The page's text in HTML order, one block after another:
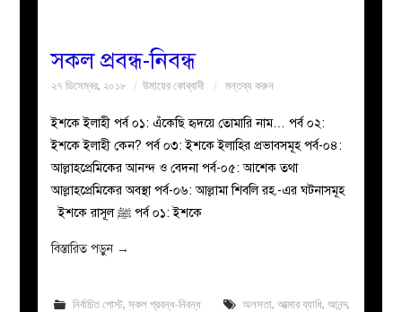
পাতা
ইসলাহী
মজলিস
সকল প্রবন্ধ-নিবন্ধ
২৭ ডিসেম্বর, ২০১৮ উমায়ের কোব্বাদী মন্তব্য করুন
ইশকে ইলাহী পর্ব ০১: এঁকেছি হৃদয়ে তোমারি নাম… পর্ব ০২:
ইশকে ইলাহী কেন? পর্ব ০৩: ইশকে ইলাহির প্রভাবসমূহ পর্ব-০৪:
আল্লাহপ্রেমিকের আনন্দ ও বেদনা পর্ব-০৫: আশেক তথা
আল্লাহপ্রেমিকের অবস্থা পর্ব-০৬: আল্লামা শিবলি রহ.-এর ঘটনাসমূহ
ইশকে রাসূল ﷺ পর্ব ০১: ইশকে
বিস্তারিত পড়ুন →
নির্বাচিত পোস্ট, সকল প্রবন্ধ-নিবন্ধ অলসতা, আত্মার ব্যাধি, আনন্দ,